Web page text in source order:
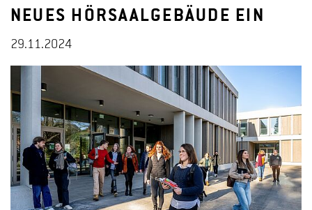
NEUES HÖRSAALGEBÄUDE EIN
29.11.2024